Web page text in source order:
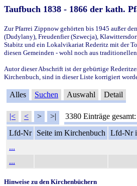
Taufbuch 1838 - 1866 der kath.
Zur Pfarrei Zippnow gehörten bis 1945 außer
(Dudylany), Freudenfier (Szwecja),
Stabitz und ein Lokalvikariat Rederitz mit der
diesen Gemeinden - wohl noch aus
Autor dieser Abschrift ist der gebürtige
Kirchenbuch, sind in dieser Liste korrigiert
Alles Suchen Auswahl Detail
|< < > >| 3380 Einträge gesamt:
Lfd-Nr
Seite im Kirchenbuch Lfd-Nr
...
...
Hinweise zu den Kirchenbüchern